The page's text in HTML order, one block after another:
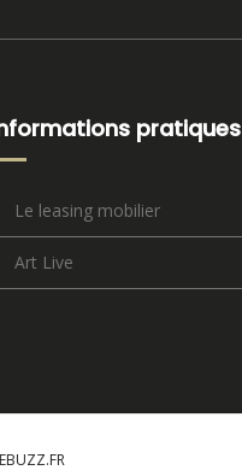
pratiques
Le leasing mobilier
Art Live